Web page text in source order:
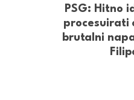
PSG: Hitno
procesuirati
brutalni